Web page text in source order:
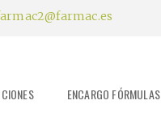
ENCARGO FÓRMULAS